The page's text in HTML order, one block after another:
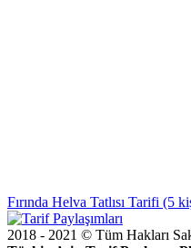
Fırında Helva Tatlısı Tarifi (5
2018 - 2021 © Tüm Hakları